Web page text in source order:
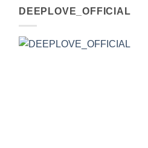
DEEPLOVE_OFFICIAL